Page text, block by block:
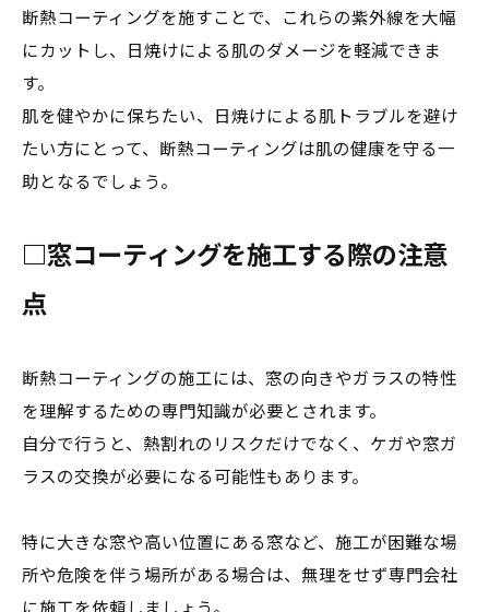
断熱コーティングを施すことで、これらの紫外線を大幅
にカットし、日焼けによる肌のダメージを軽減できま
す。
肌を健やかに保ちたい、日焼けによる肌トラブルを避け
たい方にとって、断熱コーティングは肌の健康を守る一
助となるでしょう。
□窓コーティングを施工する際の注意
点
断熱コーティングの施工には、窓の向きやガラスの特性
を理解するための専門知識が必要とされます。
自分で行うと、熱割れのリスクだけでなく、ケガや窓ガ
ラスの交換が必要になる可能性もあります。
特に大きな窓や高い位置にある窓など、施工が困難な場
所や危険を伴う場所がある場合は、無理をせず専門会社
に施工を依頼しましょう。